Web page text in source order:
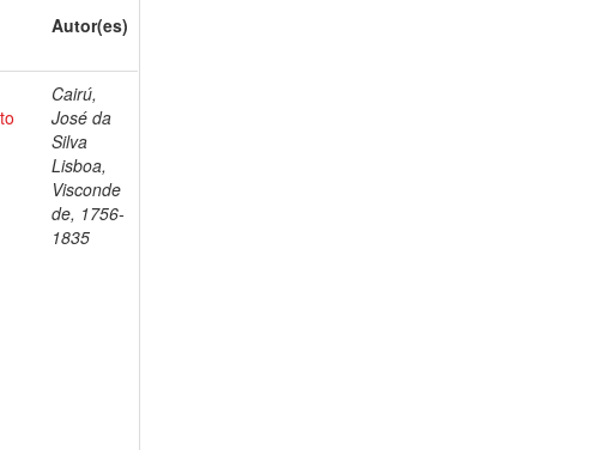
Autor(es)
Cairú,
José da
Silva
Lisboa,
Visconde
de, 1756-
1835